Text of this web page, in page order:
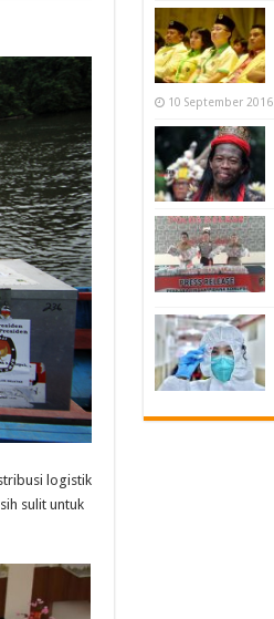
logistik
sulit untuk
10 September 2016